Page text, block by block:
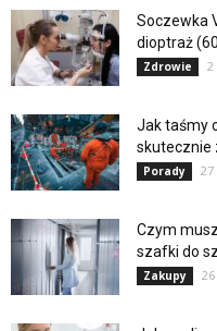
Soczewka
dioptraż
Zdrowie 2
Jak taśmy
skutecznie
Porady 27
Czym
szafki do
Zakupy